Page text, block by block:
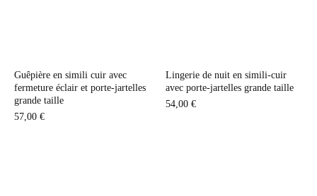
Guêpière en simili cuir avec
fermeture éclair et porte-jartelles
grande taille
57,00 €
Lingerie de nuit en simili-cuir
avec porte-jartelles grande taille
54,00 €